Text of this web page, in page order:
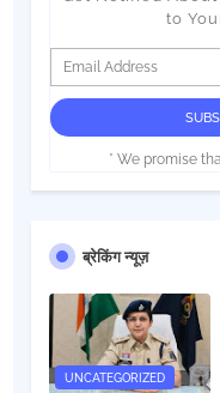
to
* We promise
ब्रेकिंग न्यूज़
UNCATEGORIZED